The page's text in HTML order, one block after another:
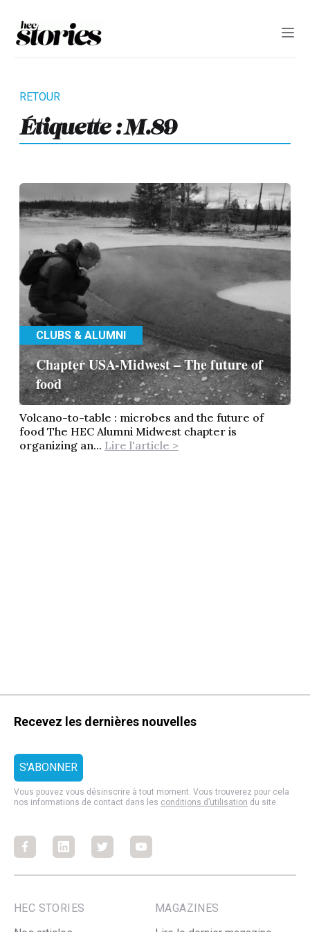
Étiquette : M.89
CLUBS & ALUMNI
Chapter USA-Midwest – The future of
food
Volcano-to-table : microbes and the future of
food The HEC Alumni Midwest chapter is
organizing an... Lire l'article >
Recevez les dernières nouvelles
Vous pouvez vous désinscrire à tout moment. Vous trouverez pour cela
nos informations de contact dans les conditions d’utilisation du site.
FacebookFacebookFacebookFacebook
HEC STORIES
MAGAZINES